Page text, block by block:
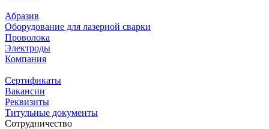
Абразив
Оборудование для лазерной сварки
Проволока
Электроды
Компания
Сертификаты
Вакансии
Реквизиты
Титульные документы
Сотрудничество